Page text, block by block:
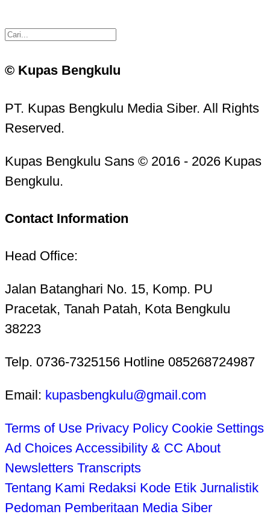
© Kupas Bengkulu
PT. Kupas Bengkulu Media Siber. All Rights
Reserved.
Kupas Bengkulu Sans © 2016 - 2026 Kupas
Bengkulu.
Contact Information
Head Office:
Jalan Batanghari No. 15, Komp. PU
Pracetak, Tanah Patah, Kota Bengkulu
38223
Telp. 0736-7325156 Hotline 085268724987
Email: kupasbengkulu@gmail.com
Terms of Use Privacy Policy Cookie Settings
Ad Choices Accessibility & CC About
Newsletters Transcripts
Tentang Kami Redaksi Kode Etik Jurnalistik
Pedoman Pemberitaan Media Siber